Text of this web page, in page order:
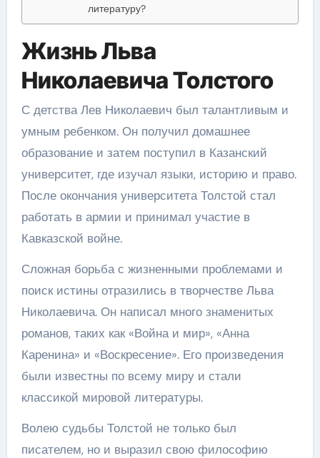
литературу?
Жизнь Льва
Николаевича Толстого
С детства Лев Николаевич был талантливым и
умным ребенком. Он получил домашнее
образование и затем поступил в Казанский
университет, где изучал языки, историю и право.
После окончания университета Толстой стал
работать в армии и принимал участие в
Кавказской войне.
Сложная борьба с жизненными проблемами и
поиск истины отразились в творчестве Льва
Николаевича. Он написал много знаменитых
романов, таких как «Война и мир», «Анна
Каренина» и «Воскресение». Его произведения
были известны по всему миру и стали
классикой мировой литературы.
Волею судьбы Толстой не только был
писателем, но и выразил свою философию